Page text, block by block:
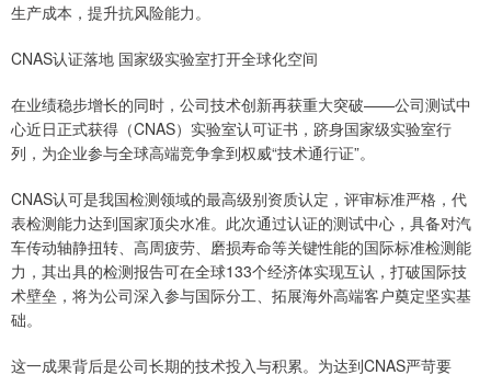
生产成本，提升抗风险能力。
CNAS认证落地 国家级实验室打开全球化空间
在业绩稳步增长的同时，公司技术创新再获重大突破——公司测试中
心近日正式获得（CNAS）实验室认可证书，跻身国家级实验室行
列，为企业参与全球高端竞争拿到权威“技术通行证”。
CNAS认可是我国检测领域的最高级别资质认定，评审标准严格，代
表检测能力达到国家顶尖水准。此次通过认证的测试中心，具备对汽
车传动轴静扭转、高周疲劳、磨损寿命等关键性能的国际标准检测能
力，其出具的检测报告可在全球133个经济体实现互认，打破国际技
术壁垒，将为公司深入参与国际分工、拓展海外高端客户奠定坚实基
础。
这一成果背后是公司长期的技术投入与积累。为达到CNAS严苛要